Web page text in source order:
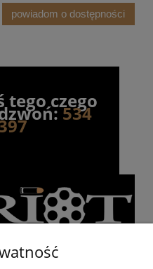
powiadom o dostępności
tego czego
534